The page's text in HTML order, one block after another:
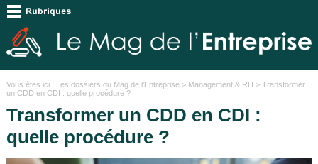
Vous êtes ici : Les dossiers du Mag de l'Entreprise> Management & RH > Transformer
un CDD en CDI : quelle procédure ?
Transformer un CDD en CDI :
quelle procédure ?